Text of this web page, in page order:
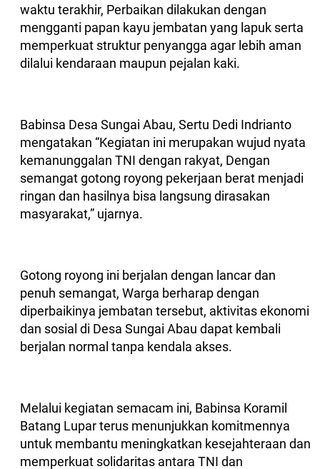
waktu terakhir, Perbaikan dilakukan dengan
mengganti papan kayu jembatan yang lapuk serta
memperkuat struktur penyangga agar lebih aman
dilalui kendaraan maupun pejalan kaki.
Babinsa Desa Sungai Abau, Sertu Dedi Indrianto
mengatakan “Kegiatan ini merupakan wujud nyata
kemanunggalan TNI dengan rakyat, Dengan
semangat gotong royong pekerjaan berat menjadi
ringan dan hasilnya bisa langsung dirasakan
masyarakat,” ujarnya.
Gotong royong ini berjalan dengan lancar dan
penuh semangat, Warga berharap dengan
diperbaikinya jembatan tersebut, aktivitas ekonomi
dan sosial di Desa Sungai Abau dapat kembali
berjalan normal tanpa kendala akses.
Melalui kegiatan semacam ini, Babinsa Koramil
Batang Lupar terus menunjukkan komitmennya
untuk membantu meningkatkan kesejahteraan dan
memperkuat solidaritas antara TNI dan